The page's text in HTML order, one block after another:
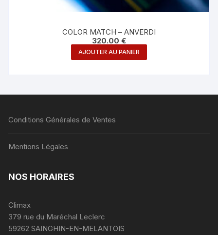
COLOR MATCH – ANVERDI
320.00 €
AJOUTER AU PANIER
Conditions Générales de Ventes
Mentions Légales
NOS HORAIRES
Climax
379 rue du Maréchal Leclerc
59262 SAINGHIN-EN-MELANTOIS